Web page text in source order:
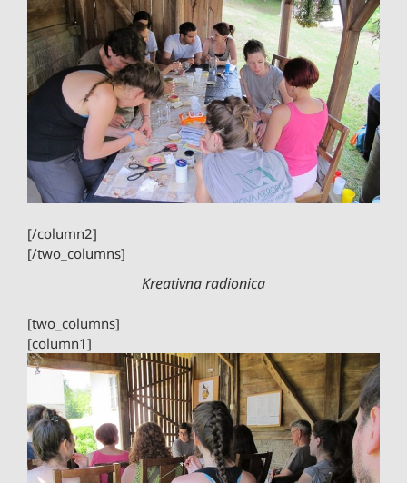
[/column2]
[/two_columns]
Kreativna radionica
[two_columns]
[column1]